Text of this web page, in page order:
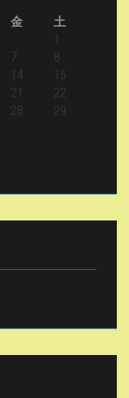
金 土
1
7
8
14
15
21
22
28
29